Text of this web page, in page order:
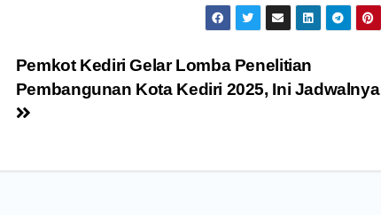
Pemkot Kediri Gelar Lomba Penelitian
Pembangunan Kota Kediri 2025, Ini Jadwalnya